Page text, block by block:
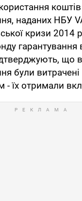
коштів
наданих НБУ
кризи 2014
гарантування
що
були
- їх отримали